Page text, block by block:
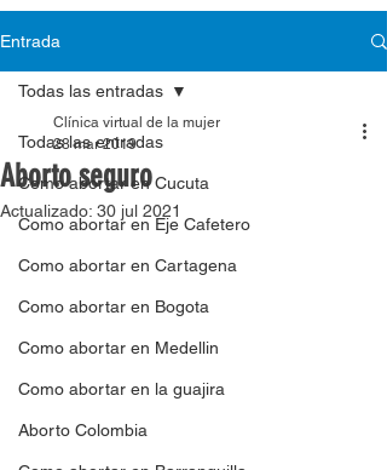
Entrada
Todas las entradas
Como abortar en Cucuta
Como abortar en Eje Cafetero
Como abortar en Cartagena
Como abortar en Bogota
Como abortar en Medellin
Como abortar en la guajira
Aborto Colombia
Todas las entradas
Aborto seguro
Clínica virtual de la mujer
28 mar 2019
Actualizado: 30 jul 2021